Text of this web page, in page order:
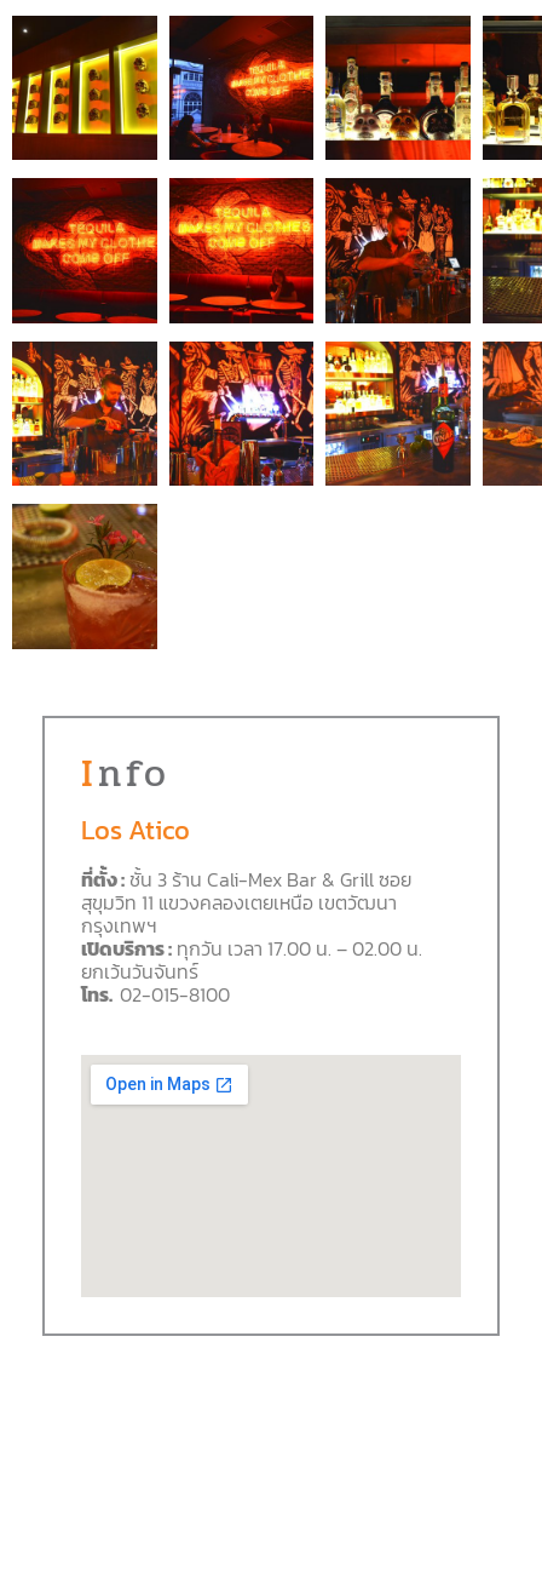
Info
Los Atico
ที่ตั้ง: ชั้น 3 ร้าน Cali-Mex Bar & Grill ซอย
สุขุมวิท 11 แขวงคลองเตยเหนือ เขตวัฒนา
กรุงเทพฯ
เปิดบริการ : ทุกวัน เวลา 17.00 น. – 02.00 น.
ยกเว้นวันจันทร์
โทร. 02-015-8100